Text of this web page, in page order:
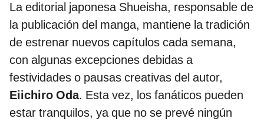
La editorial japonesa Shueisha, responsable de
la publicación del manga, mantiene la tradición
de estrenar nuevos capítulos cada semana,
con algunas excepciones debidas a
festividades o pausas creativas del autor,
Eiichiro Oda. Esta vez, los fanáticos pueden
estar tranquilos, ya que no se prevé ningún